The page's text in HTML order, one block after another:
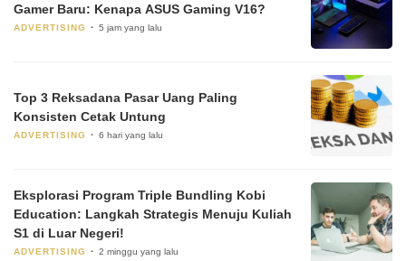
Gamer Baru: Kenapa ASUS Gaming V16?
ADVERTISING 5 jam yang lalu
Top 3 Reksadana Pasar Uang Paling
Konsisten Cetak Untung
ADVERTISING 6 hari yang lalu
Eksplorasi Program Triple Bundling Kobi
Education: Langkah Strategis Menuju Kuliah
S1 di Luar Negeri!
ADVERTISING 2 minggu yang lalu